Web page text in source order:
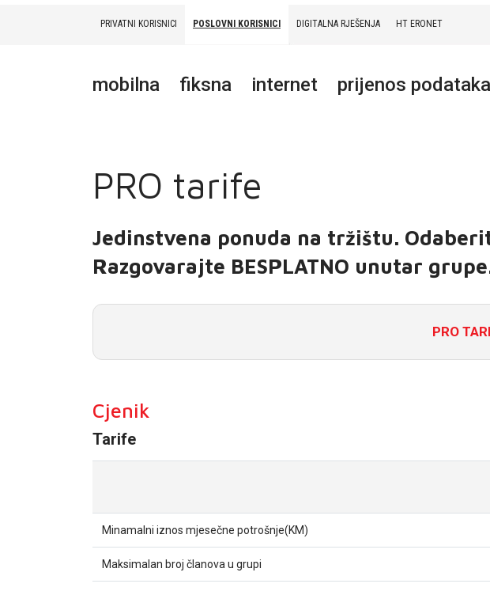
PRIVATNI KORISNICI POSLOVNI KORISNICI DIGITALNA RJEŠENJA HT ERONET
mobilna fiksna internet prijenos podataka
PRO tarife
Jedinstvena ponuda na tržištu.
Razgovarajte BESPLATNO unutar
PRO
Cjenik
Tarife
Minamalni iznos mjesečne potrošnje(KM)
Maksimalan broj članova u grupi